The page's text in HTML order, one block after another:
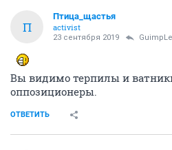
П
Птица_щастья
activist
23 сентября 2019
Вы видимо терпилы и
оппозиционеры.
ОТВЕТИТЬ